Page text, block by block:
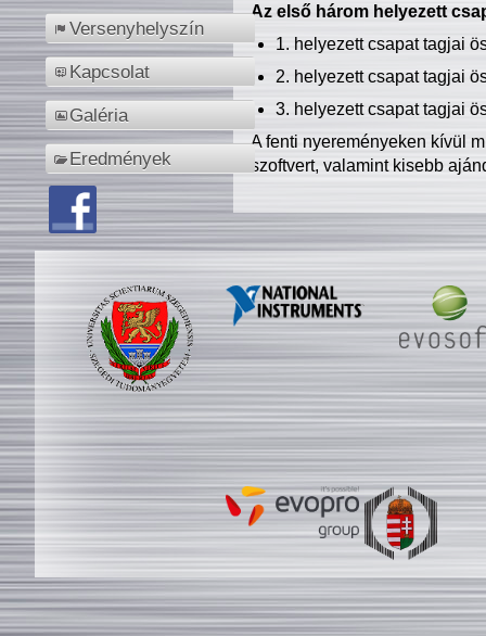
Versenyhelyszín
Kapcsolat
Galéria
Eredmények
Az első három helyezett
1. helyezett csapat tagjai
2. helyezett csapat tagjai
3. helyezett csapat tagjai
A fenti nyereményeken kívül
szoftvert, valamint kisebb